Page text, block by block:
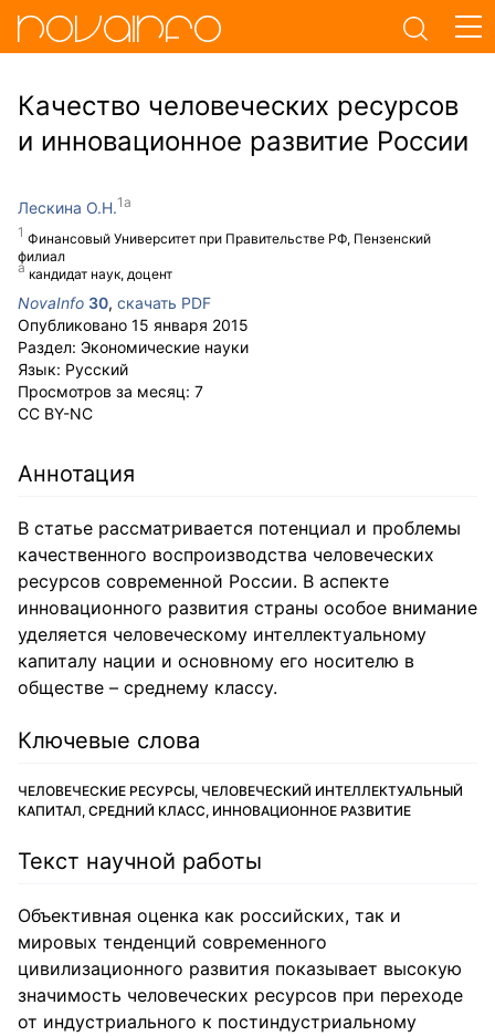
Качество человеческих ресурсов
и инновационное развитие России
Лескина О.Н.
Финансовый Университет при Правительстве РФ, Пензенский
филиал
кандидат наук, доцент
NovaInfo 30, скачать PDF
Опубликовано 15 января 2015
Раздел: Экономические науки
Язык: Русский
Просмотров за месяц: 7
CC BY-NC
Аннотация
В статье рассматривается потенциал и проблемы
качественного воспроизводства человеческих
ресурсов современной России. В аспекте
инновационного развития страны особое внимание
уделяется человеческому интеллектуальному
капиталу нации и основному его носителю в
обществе – среднему классу.
Ключевые слова
ЧЕЛОВЕЧЕСКИЕ РЕСУРСЫ, ЧЕЛОВЕЧЕСКИЙ ИНТЕЛЛЕКТУАЛЬНЫЙ
КАПИТАЛ, СРЕДНИЙ КЛАСС, ИННОВАЦИОННОЕ РАЗВИТИЕ
Текст научной работы
Объективная оценка как российских, так и
мировых тенденций современного
цивилизационного развития показывает высокую
значимость человеческих ресурсов при переходе
от индустриального к постиндустриальному